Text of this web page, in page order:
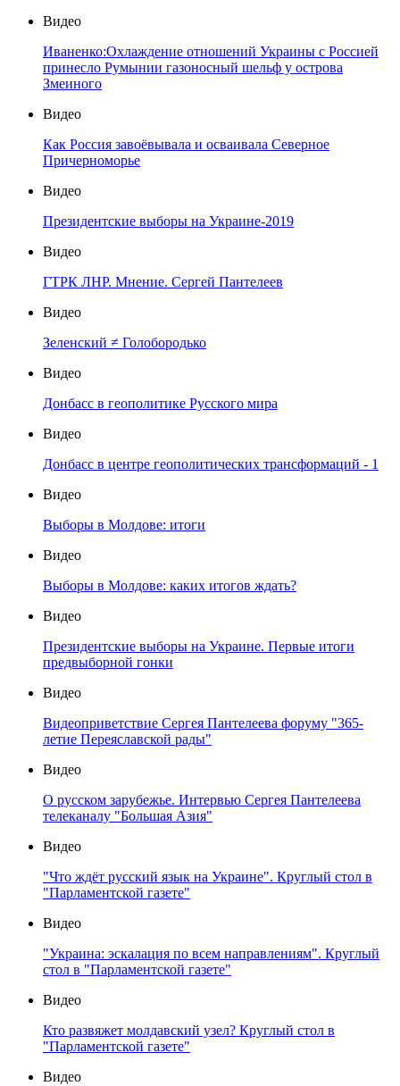
Видео
Иваненко:Охлаждение отношений Украины с Россией
принесло Румынии газоносный шельф у острова
Змеиного
Видео
Как Россия завоёвывала и осваивала Северное
Причерноморье
Видео
Президентские выборы на Украине-2019
Видео
ГТРК ЛНР. Мнение. Сергей Пантелеев
Видео
Зеленский ≠ Голобородько
Видео
Донбасс в геополитике Русского мира
Видео
Донбасс в центре геополитических трансформаций - 1
Видео
Выборы в Молдове: итоги
Видео
Выборы в Молдове: каких итогов ждать?
Видео
Президентские выборы на Украине. Первые итоги
предвыборной гонки
Видео
Видеоприветствие Сергея Пантелеева форуму "365-
летие Переяславской рады"
Видео
О русском зарубежье. Интервью Сергея Пантелеева
телеканалу "Большая Азия"
Видео
"Что ждёт русский язык на Украине". Круглый стол в
"Парламентской газете"
Видео
"Украина: эскалация по всем направлениям". Круглый
стол в "Парламентской газете"
Видео
Кто развяжет молдавский узел? Круглый стол в
"Парламентской газете"
Видео